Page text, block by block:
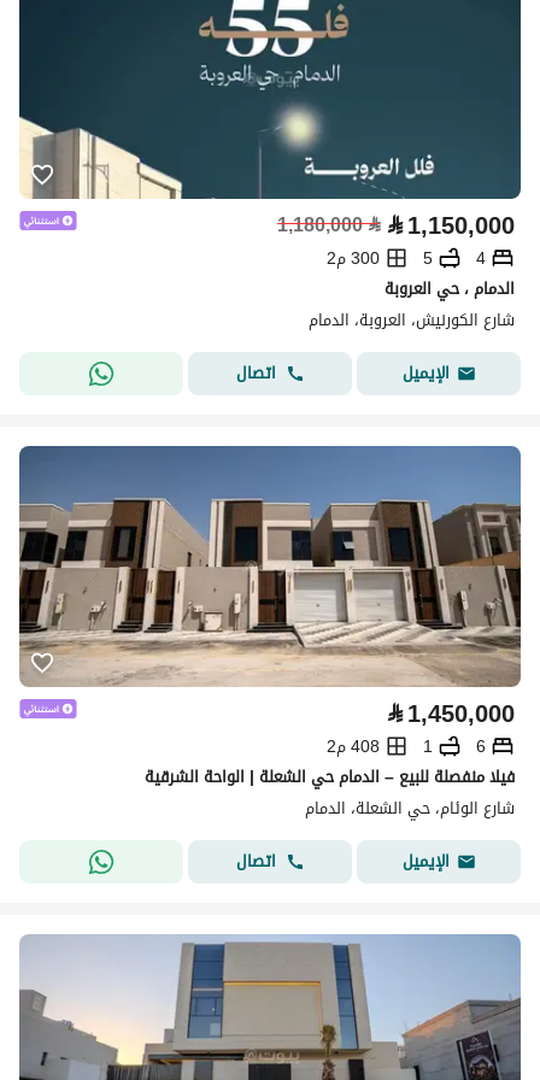
⃁1,150,000
⃁
1,180,000
4
5
300 م2
الدمام ، حي العروبة
شارع الكورنيش، العروبة، الدمام
الإيميل
اتصال
⃁1,450,000
6
1
408 م2
فيلا منفصلة للبيع – الدمام حي الشعلة | الواحة الشرقية
شارع الوئام، حي الشعلة، الدمام
الإيميل
اتصال